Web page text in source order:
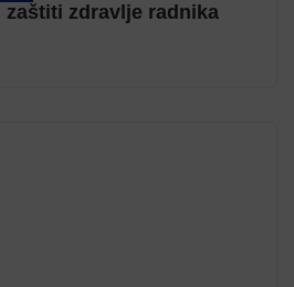
zdravlje radnika